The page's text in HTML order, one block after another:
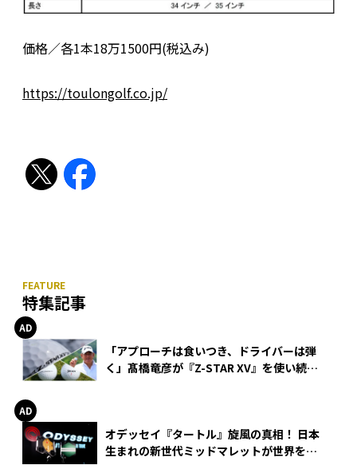
価格／各1本18万1500円(税込み)
https://toulongolf.co.jp/
特集記事
「アプローチは食いつき、ドライバーは弾
く」髙橋竜彦が『Z-STAR XV』を使い続け
オデッセイ『タートル』旋風の真相！ 日本
生まれの新世代ミッドマレットが世界を席